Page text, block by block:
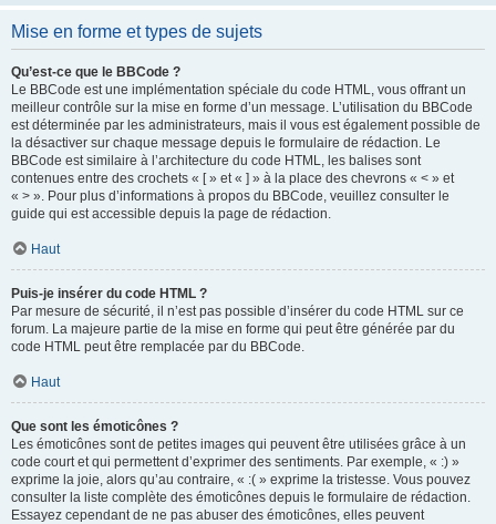
Mise en forme et types de sujets
Qu’est-ce que le BBCode ?
Le BBCode est une implémentation spéciale du code HTML, vous offrant un
meilleur contrôle sur la mise en forme d’un message. L’utilisation du BBCode
est déterminée par les administrateurs, mais il vous est également possible de
la désactiver sur chaque message depuis le formulaire de rédaction. Le
BBCode est similaire à l’architecture du code HTML, les balises sont
contenues entre des crochets « [ » et « ] » à la place des chevrons « < » et
« > ». Pour plus d’informations à propos du BBCode, veuillez consulter le
guide qui est accessible depuis la page de rédaction.
Haut
Puis-je insérer du code HTML ?
Par mesure de sécurité, il n’est pas possible d’insérer du code HTML sur ce
forum. La majeure partie de la mise en forme qui peut être générée par du
code HTML peut être remplacée par du BBCode.
Haut
Que sont les émoticônes ?
Les émoticônes sont de petites images qui peuvent être utilisées grâce à un
code court et qui permettent d’exprimer des sentiments. Par exemple, « :) »
exprime la joie, alors qu’au contraire, « :( » exprime la tristesse. Vous pouvez
consulter la liste complète des émoticônes depuis le formulaire de rédaction.
Essayez cependant de ne pas abuser des émoticônes, elles peuvent